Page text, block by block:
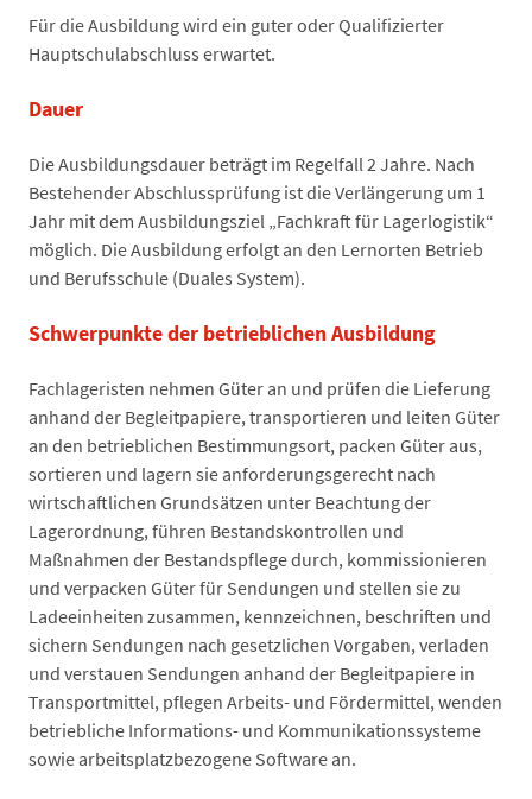
Für die Ausbildung wird ein guter oder Qualifizierter
Hauptschulabschluss erwartet.
Dauer
Die Ausbildungsdauer beträgt im Regelfall 2 Jahre. Nach
Bestehender Abschlussprüfung ist die Verlängerung um 1
Jahr mit dem Ausbildungsziel „Fachkraft für Lagerlogistik“
möglich. Die Ausbildung erfolgt an den Lernorten Betrieb
und Berufsschule (Duales System).
Schwerpunkte der betrieblichen Ausbildung
Fachlageristen nehmen Güter an und prüfen die Lieferung
anhand der Begleitpapiere, transportieren und leiten Güter
an den betrieblichen Bestimmungsort, packen Güter aus,
sortieren und lagern sie anforderungsgerecht nach
wirtschaftlichen Grundsätzen unter Beachtung der
Lagerordnung, führen Bestandskontrollen und
Maßnahmen der Bestandspflege durch, kommissionieren
und verpacken Güter für Sendungen und stellen sie zu
Ladeeinheiten zusammen, kennzeichnen, beschriften und
sichern Sendungen nach gesetzlichen Vorgaben, verladen
und verstauen Sendungen anhand der Begleitpapiere in
Transportmittel, pflegen Arbeits- und Fördermittel, wenden
betriebliche Informations- und Kommunikationssysteme
sowie arbeitsplatzbezogene Software an.